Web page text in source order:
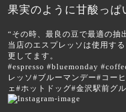
果実のように甘酸っぱ
“その時、最良の豆で最適の抽
当店のエスプレッソは使用す
更してます。
#espresso #bluemonday
レッソ#ブルーマンデー#コー
ェ#ホットドッグ#金沢駅前グ